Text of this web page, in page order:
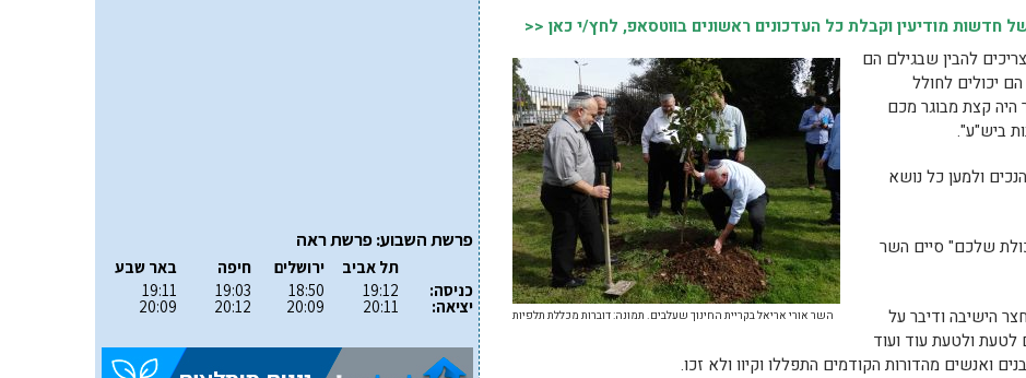
מודיעין וקבלת כל העדכונים ראשונים בווטסאפ, לחץ/י כאן <<
השר אורי אריאל בקריית החינוך שעלבים. תמונה: דוברות מכללת תלפיות
להבין שבגילם הם
הם יכולים לחולל
היה קצת מבוגר מכם
ביש"ע".
ולמען כל נושא
שלכם" סיים השר
הישיבה ודיבר על
לטעת ולטעת עוד ועוד
ואנשים מהדורות הקודמים התפללו וקיוו ולא זכו.
פרשת השבוע: פרשת ראה
כניסה:
יציאה:
תל אביב
19:12
20:11
ירושלים
18:50
20:09
חיפה
19:03
20:12
באר שבע
19:11
20:09